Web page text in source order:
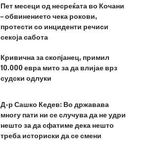
Пет месеци од несреќата во Кочани
– обвинението чека рокови,
протести со инциденти речиси
секоја сабота
Кривична за скопјанец, примил
10.000 евра мито за да влијае врз
судски одлуки
Д-р Сашко Кедев: Во државава
многу пати ни се случува да не удри
нешто за да сфатиме дека нешто
треба историски да се смени